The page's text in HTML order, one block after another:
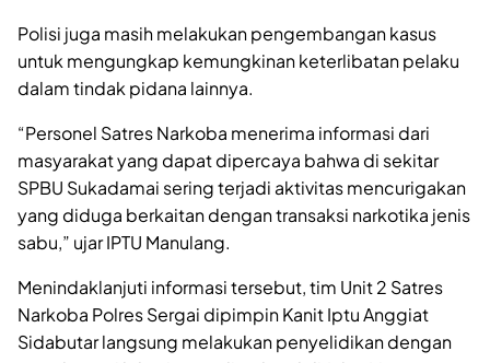
Polisi juga masih melakukan pengembangan kasus
untuk mengungkap kemungkinan keterlibatan pelaku
dalam tindak pidana lainnya.
“Personel Satres Narkoba menerima informasi dari
masyarakat yang dapat dipercaya bahwa di sekitar
SPBU Sukadamai sering terjadi aktivitas mencurigakan
yang diduga berkaitan dengan transaksi narkotika jenis
sabu,” ujar IPTU Manulang.
Menindaklanjuti informasi tersebut, tim Unit 2 Satres
Narkoba Polres Sergai dipimpin Kanit Iptu Anggiat
Sidabutar langsung melakukan penyelidikan dengan